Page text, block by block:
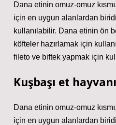
Dana etinin omuz-omuz
için en uygun alanlardan
kullanılabilir. Dana etinin ön
köfteler hazırlamak için
fileto ve biftek yapmak için
Kuşbaşı et
Dana etinin omuz-omuz
için en uygun alanlardan